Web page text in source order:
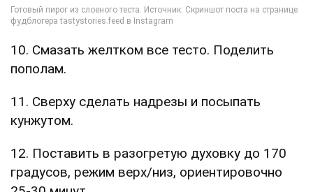
10. Смазать желтком все тесто. Поделить
пополам.
11. Сверху сделать надрезы и посыпать
кунжутом.
12. Поставить в разогретую духовку до 170
градусов, режим верх/низ, ориентировочно